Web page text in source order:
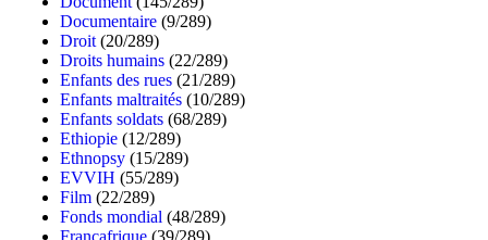
Documentaire (9/289)
Droit (20/289)
Droits humains (22/289)
Enfants des rues (21/289)
Enfants maltraités (10/289)
Enfants soldats (68/289)
Ethiopie (12/289)
Ethnopsy (15/289)
EVVIH (55/289)
Film (22/289)
Fonds mondial (48/289)
Françafrique (39/289)